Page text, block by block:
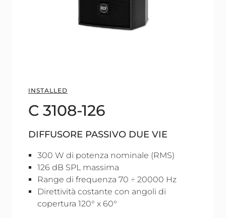
INSTALLED
C 3108-126
DIFFUSORE PASSIVO DUE VIE
300 W di potenza nominale (RMS)
126 dB SPL massima
Range di frequenza 70 ÷ 20000 Hz
Direttività costante con angoli di
copertura 120° x 60°